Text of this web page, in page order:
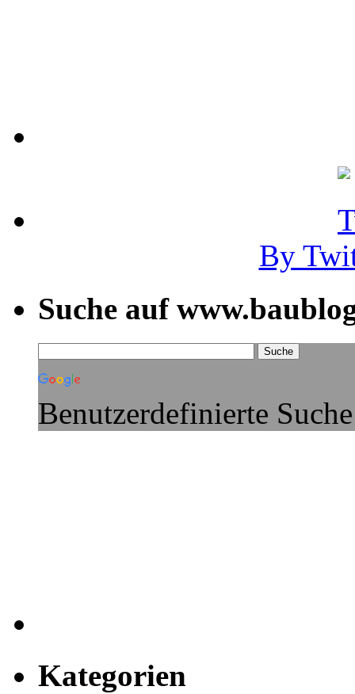
By
Suche auf
Benutzerdefinierte Suche
Kategorien